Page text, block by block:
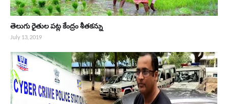
తెలుగు రైతుల పట్ల కేంద్రం శీతకన్ను
July 13, 2019